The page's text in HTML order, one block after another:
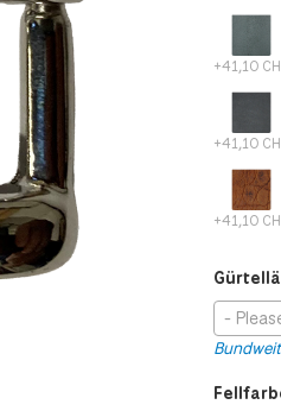
+41,10
+41,10
+41,10
-